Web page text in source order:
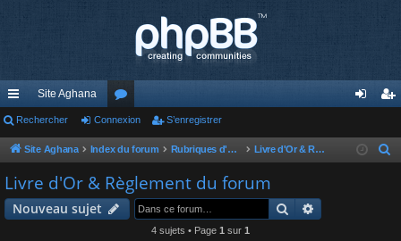
cc
ès
ra
pi
Site Aghana
or
u
m
s
ne nr
Rechercher Connexion S’enregistrer
Site Aghana Index du forum Rubriques d'Aghana Livre d'Or & Règlement du forum
Livre d'Or & Règlement du forum
Nouveau sujet Rechercher
4 sujets • Page 1 sur 1